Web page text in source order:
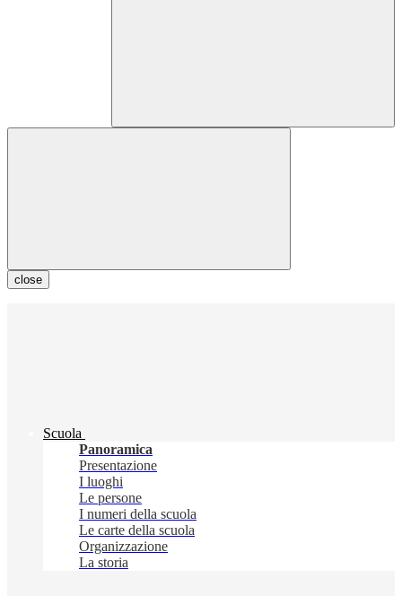
close
Scuola
Panoramica
Presentazione
I luoghi
Le persone
I numeri della scuola
Le carte della scuola
Organizzazione
La storia